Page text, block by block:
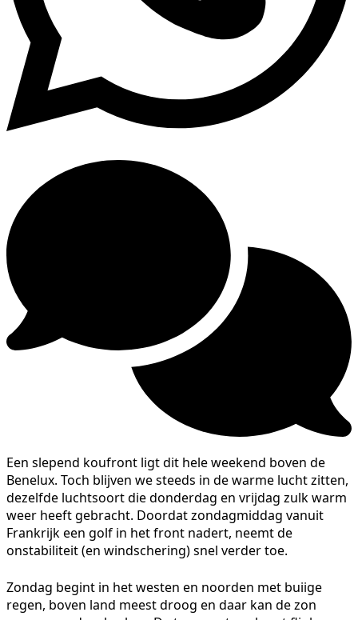
Een slepend koufront ligt dit hele weekend boven de
Benelux. Toch blijven we steeds in de warme lucht zitten,
dezelfde luchtsoort die donderdag en vrijdag zulk warm
weer heeft gebracht. Doordat zondagmiddag vanuit
Frankrijk een golf in het front nadert, neemt de
onstabiliteit (en windschering) snel verder toe.
Zondag begint in het westen en noorden met buiige
regen, boven land meest droog en daar kan de zon